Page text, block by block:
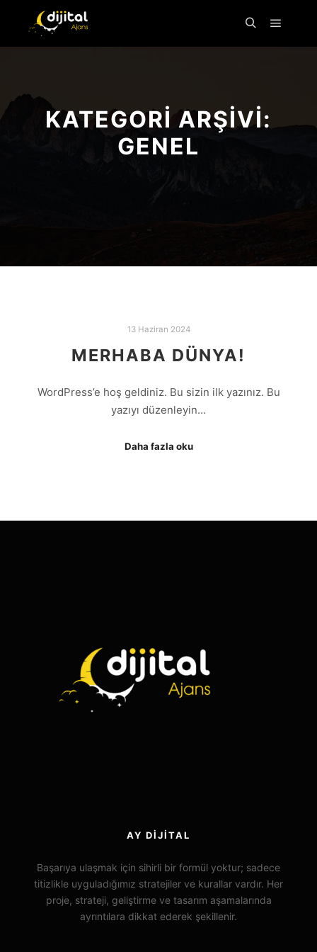
KATEGORI ARŞIVI:
GENEL
13 Haziran 2024
MERHABA DÜNYA!
WordPress’e hoş geldiniz. Bu sizin ilk yazınız. Bu
yazıyı düzenleyin…
Daha fazla oku
AY DIJITAL
Başarıya ulaşmak için sihirli bir formül yoktur; sadece
titizlikle uyguladığımız stratejiler ve kurallar vardır. Her
proje, strateji, geliştirme ve tasarım aşamalarında
ayrıntılara dikkat ederek şekillenir.